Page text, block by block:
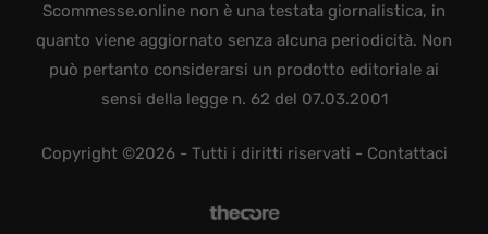
Scommesse.online non è una testata giornalistica, in
quanto viene aggiornato senza alcuna periodicità. Non
può pertanto considerarsi un prodotto editoriale ai
sensi della legge n. 62 del 07.03.2001
Copyright ©2026 - Tutti i diritti riservati - Contattaci